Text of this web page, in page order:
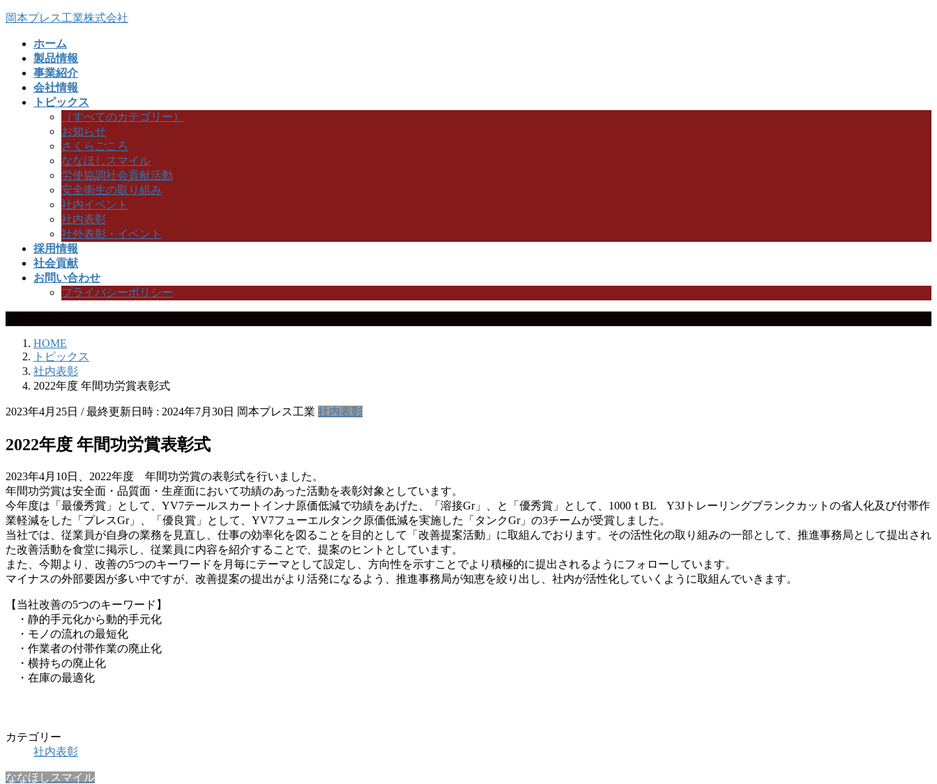
コ
ナ
岡本プレス工業株式会社
ホーム
製品情報
事業紹介
会社情報
トピックス
（すべてのカテゴリー）
お知らせ
さくらごころ
ななほしスマイル
労使協調社会貢献活動
安全衛生の取り組み
社内イベント
社内表彰
社外表彰・イベント
採用情報
社会貢献
お問い合わせ
プライバシーポリシー
HOME
トピックス
社内表彰
2022年度 年間功労賞表彰式
2023年4月25日 / 最終更新日時 : 2024年7月30日 岡本プレス工業 社内表彰
2022年度 年間功労賞表彰式
2023年4月10日、2022年度 年間功労賞の表彰式を行いました。
年間功労賞は安全面・品質面・生産面において功績のあった活動を表彰対象としています。
今年度は「最優秀賞」として、YV7テールスカートインナ原価低減で功績をあげた、「溶接Gr」、と「優秀賞」として、1000ｔBL Y3Jトレーリングブランクカットの省人化及び付帯作
業軽減をした「プレスGr」、「優良賞」として、YV7フューエルタンク原価低減を実施した「タンクGr」の3チームが受賞しました。
当社では、従業員が自身の業務を見直し、仕事の効率化を図ることを目的として「改善提案活動」に取組んでおります。その活性化の取り組みの一部として、推進事務局として提出され
た改善活動を食堂に掲示し、従業員に内容を紹介することで、提案のヒントとしています。
また、今期より、改善の5つのキーワードを月毎にテーマとして設定し、方向性を示すことでより積極的に提出されるようにフォローしています。
マイナスの外部要因が多い中ですが、改善提案の提出がより活発になるよう、推進事務局が知恵を絞り出し、社内が活性化していくように取組んでいきます。
【当社改善の5つのキーワード】
・静的手元化から動的手元化
・モノの流れの最短化
・作業者の付帯作業の廃止化
・横持ちの廃止化
・在庫の最適化
カテゴリー
社内表彰
ななほしスマイル